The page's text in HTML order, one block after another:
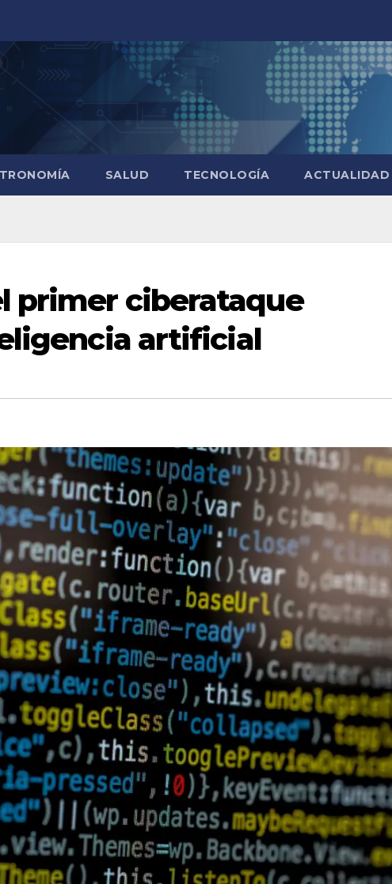
SALUD TECNOLOGÍA ACTUALIDAD
primer ciberataque
artificial